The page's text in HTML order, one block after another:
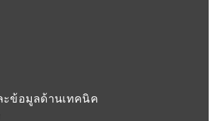
ะข้อมูลด้านเทคนิค